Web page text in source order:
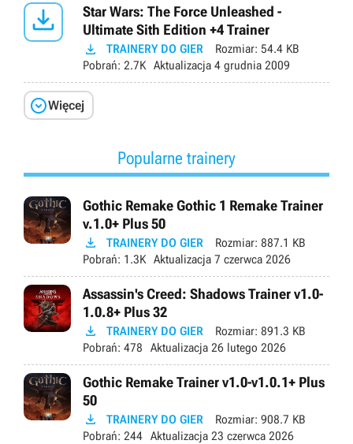

Star Wars: The Force Unleashed -
Ultimate Sith Edition +4 Trainer
 TRAINERY DO GIER Rozmiar: 54.4 KB
Pobrań: 2.7K Aktualizacja 4 grudnia 2009
Więcej
Popularne trainery
Gothic Remake Gothic 1 Remake Trainer
v.1.0+ Plus 50
 TRAINERY DO GIER Rozmiar: 887.1 KB
Pobrań: 1.3K Aktualizacja 7 czerwca 2026
Assassin's Creed: Shadows Trainer v1.0-
1.0.8+ Plus 32
 TRAINERY DO GIER Rozmiar: 891.3 KB
Pobrań: 478 Aktualizacja 26 lutego 2026
Gothic Remake Trainer v1.0-v1.0.1+ Plus
50
 TRAINERY DO GIER Rozmiar: 908.7 KB
Pobrań: 244 Aktualizacja 23 czerwca 2026